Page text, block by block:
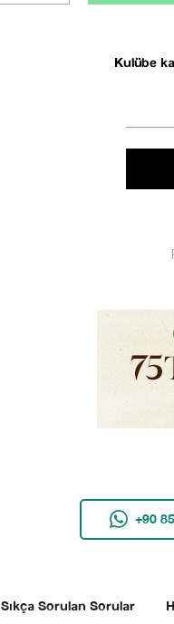
Kulübe
+90
Sıkça Sorulan Sorular